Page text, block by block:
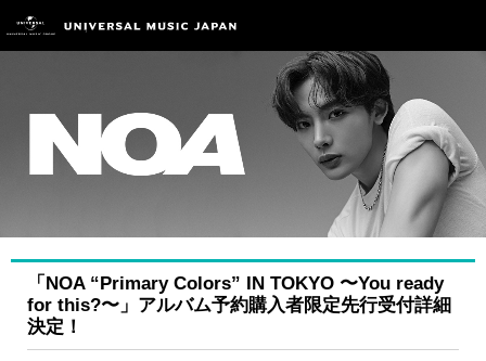
「NOA “Primary Colors” IN TOKYO 〜You ready
for this?〜」アルバム予約購入者限定先行受付詳細
決定！